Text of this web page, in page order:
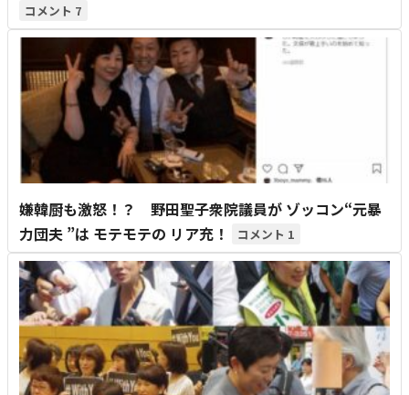
7
嫌韓厨も激怒！？ 野田聖子衆院議員が ゾッコン“元暴
力団夫 ”は モテモテの リア充！
1